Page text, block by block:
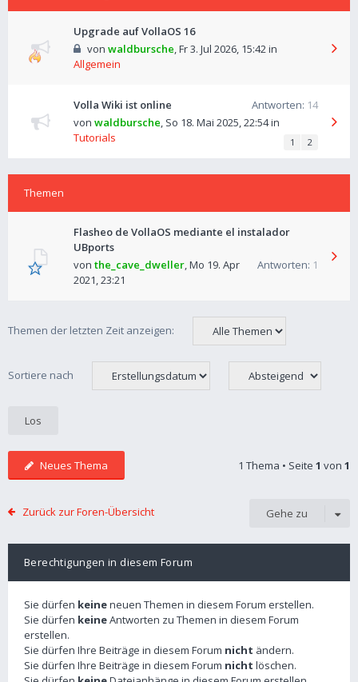
Upgrade auf VollaOS 16
von waldbursche,Fr 3. Jul 2026, 15:42in
Allgemein
Volla Wiki ist online Antworten: 14
von waldbursche, So 18. Mai 2025, 22:54in
Tutorials
1 2
Themen
Flasheo de VollaOS mediante el instalador
UBports
Antworten: 1
von the_cave_dweller,Mo 19. Apr
2021, 23:21
Themen der letzten Zeit anzeigen:
Sortiere nach
Neues Thema 1 Thema • Seite 1 von 1
Zurück zur Foren-Übersicht Gehe zu
Berechtigungen in diesem Forum
Sie dürfen keineneuen Themen in diesem Forum erstellen.
Sie dürfen keineAntworten zu Themen in diesem Forum
erstellen.
Sie dürfen Ihre Beiträge in diesem Forum nicht ändern.
Sie dürfen Ihre Beiträge in diesem Forum nicht löschen.